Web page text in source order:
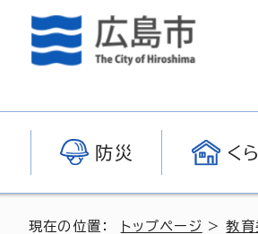
防災 く
現在の位置： トップページ >教育